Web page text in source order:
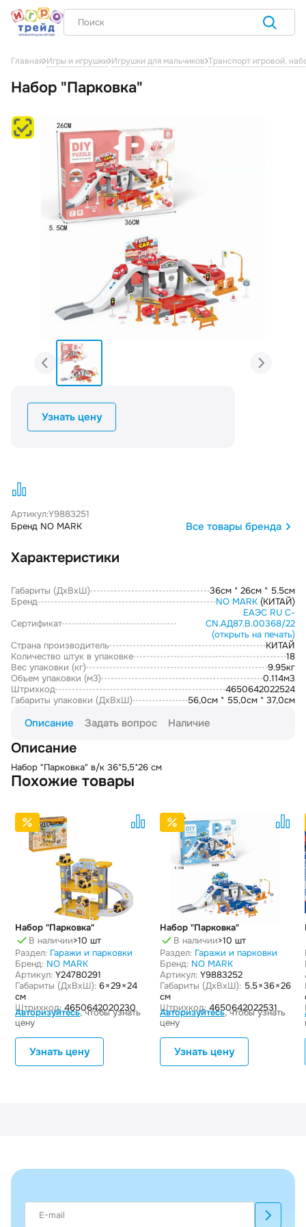
Главная Игры и игрушки Игрушки для мальчиков Транспорт игровой,
Набор "Парковка"
Узнать цену
Артикул:Y9883251
Бренд NO MARK
Все товары бренда
Характеристики
Габариты (ДxВxШ)
36см * 26см * 5.5см
Бренд
NO MARK (КИТАЙ)
Сертификат
ЕАЭС RU С-
CN.АД87.В.00368/22
(открыть на печать)
Страна производитель
КИТАЙ
Количество штук в упаковке
18
Вес упаковки (кг)
9.95кг
Объем упаковки (м3)
0.114м3
Штрихкод
4650642022524
Габариты упаковки (ДxВxШ)
56,0см * 55,0см * 37,0см
Описание Задать вопрос Наличие
Описание
Набор "Парковка" в/к 36*5,5*26 см
Похожие товары
Набор "Парковка"
В наличии>10 шт
Раздел: Гаражи и парковки
Бренд: NO MARK
Артикул: Y24780291
Габариты (ДxВxШ): 6 × 29 × 24
см
Штрихкод: 4650642020230
Авторизуйтесь, чтобы узнать
цену
Узнать цену
Набор "Парковка"
В наличии>10 шт
Раздел: Гаражи и парковки
Бренд: NO MARK
Артикул: Y9883252
Габариты (ДxВxШ): 5.5 × 36 × 26
см
Штрихкод: 4650642022531
Авторизуйтесь, чтобы узнать
цену
Узнать цену